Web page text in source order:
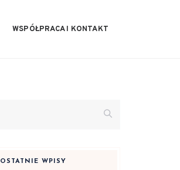
WSPÓŁPRACA I KONTAKT
OSTATNIE WPISY